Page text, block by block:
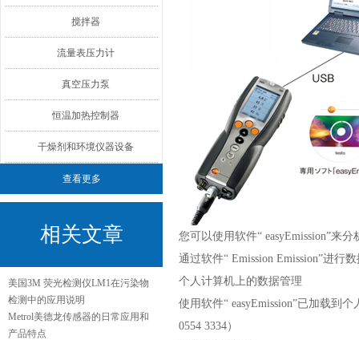
搅拌器
流量表压力计
真空压力泵
恒温加热控制器
干燥剂和环境仪器设备
查看更多
相关文章
美国3M 荧光检测仪LM1在污染物
检测中的应用说明
Metrol美德龙传感器的日常应用和
产品特点
您可以使用软件“ easyEmission”来
通过软件“ Emission Emission”进行
个人计算机上的数据管理
使用软件“ easyEmission”已加载到
0554 3334）